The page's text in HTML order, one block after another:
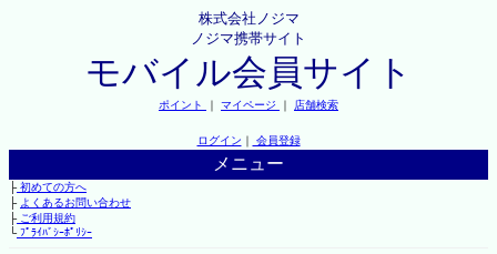
株式会社ノジマ
ノジマ携帯サイト
モバイル会員サイト
ポイント ｜ マイページ ｜ 店舗検索
ログイン ｜ 会員登録
メニュー
├初めての方へ
├ よくあるお問い合わせ
├ご利用規約
└ﾌﾟﾗｲﾊﾞｼｰﾎﾟﾘｼｰ